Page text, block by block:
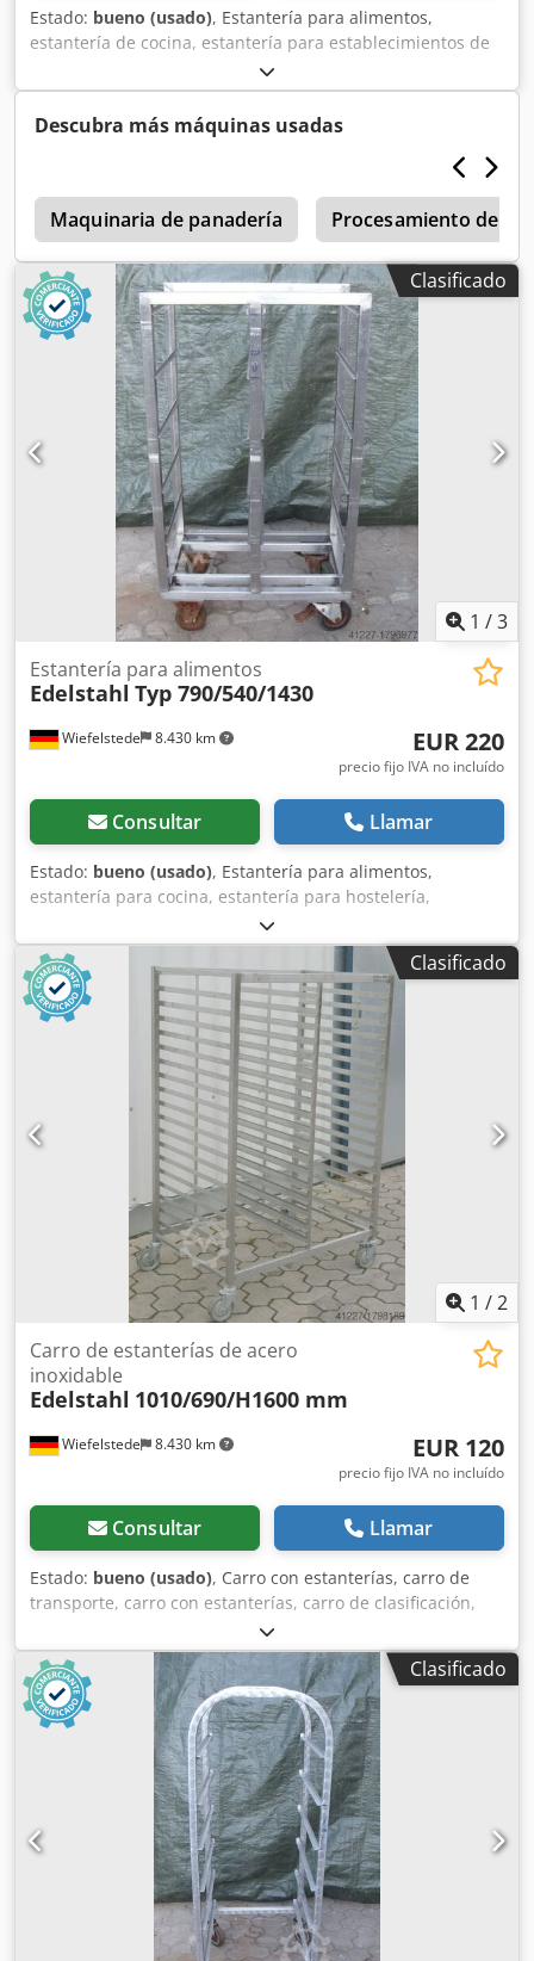
Estado: bueno (usado), Estantería para alimentos,
estantería de cocina, estantería para establecimientos de
hostelería -Dimensiones: 1060/650/1760 mm
(ancho/profundidad/alto) -Distancia entre estantes: 370
mm -Material: aluminio -Peso: 42 kg Chodpob A I Nqofx
Descubra más máquinas usadas
Maquinaria de panadería Procesamiento de
Clasificado
1 /3
Wiefelstede 8.430 km
Estantería para alimentos
Edelstahl Typ 790/540/1430
EUR 220
precio fijo IVA no incluído
Consultar Llamar
Estado: bueno (usado), Estantería para alimentos,
estantería para cocina, estantería para hostelería,
estantería para bandejas de horno -Dimensiones:
790/540/1430 mm (alto) Cjdpfjb A I Nvjx Aidsha -Distancia
entre estantes: 220 mm -Espacio intermedio: 330 mm -
Material: Acero inoxidable -Peso: 45 kg
Clasificado
1 /2
Wiefelstede 8.430 km
Carro de estanterías de acero
inoxidable
Edelstahl 1010/690/H1600 mm
EUR 120
precio fijo IVA no incluído
Consultar Llamar
Estado: bueno (usado), Carro con estanterías, carro de
transporte, carro con estanterías, carro de clasificación,
carro para la preparación de pedidos, estantería móvil,
carro con divisiones, carro con separadores. -Ancho: 1010
mm -Profundidad: 690 mm -Altura: 1600 mm -Número de
compartimentos: 36 -Material: Acero inoxidable -Ancho de
la lámina: 460 mm Chjdpfjb A Rbqex Aidja -Cantidad: 1
unidad disponible -Peso: 45 kg
Clasificado